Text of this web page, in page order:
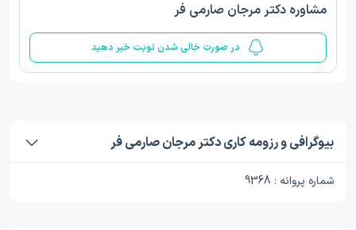
مشاوره دکتر مرجان صارمی فر
در صورت خالی شدن نوبت خبر دهید
بیوگرافی و رزومه کاری دکتر مرجان صارمی فر
شماره پروانه : 9368